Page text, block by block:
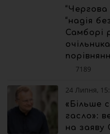
“Чергова
“надія
Самборі
7189
24 Липня,
«Більше
гасло»:
на заяву